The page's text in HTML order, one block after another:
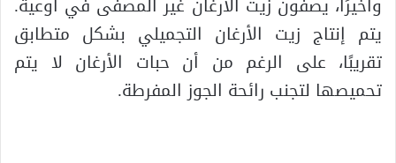
يتم إنتاج زيت الأرغان التجميلي بشكل متطابق
تقريبًا، على الرغم من أن حبات الأرغان لا يتم
تحميصها لتجنب رائحة الجوز المفرطة.